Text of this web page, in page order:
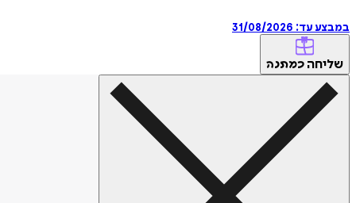
במבצע עד: 31/08/2026
שליחה כמתנה